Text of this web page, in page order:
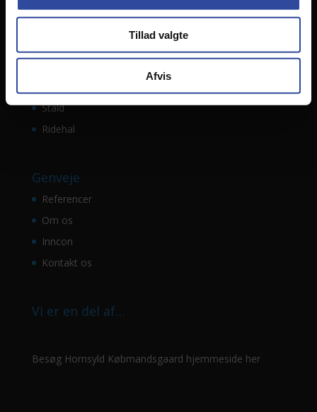
Tillad valgte
Afvis
Domicil
Stald
Ridehal
Genveje
Referencer
Om os
Inncon
Kontakt os
Vi er en del af…
Besøg Hornsyld Købmandsgaard hjemmeside her